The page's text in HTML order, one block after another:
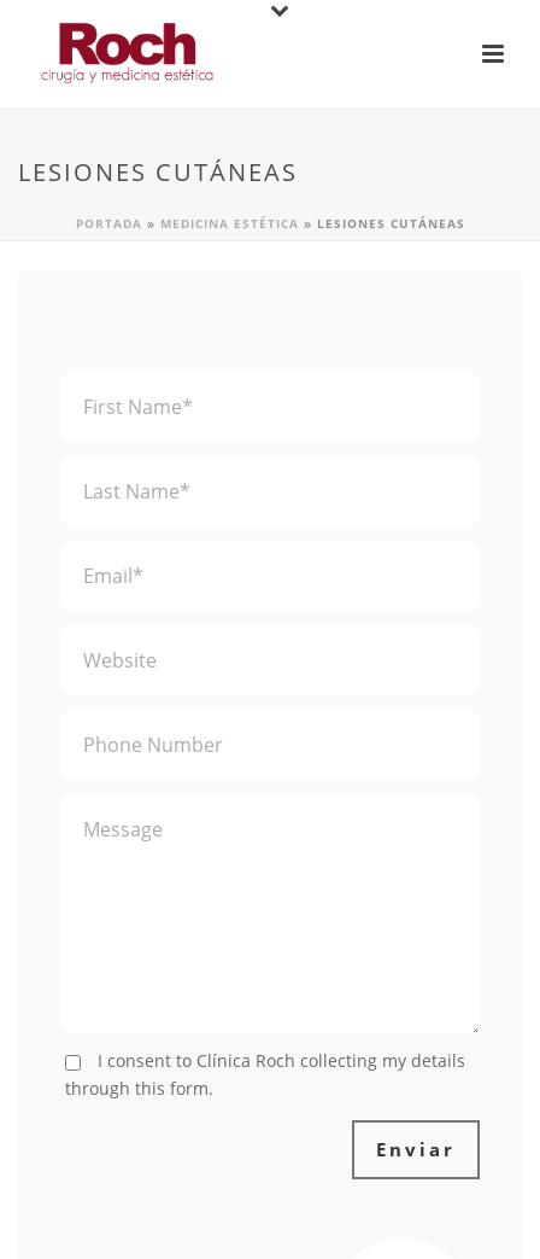
LESIONES CUTÁNEAS
PORTADA » MEDICINA ESTÉTICA » LESIONES CUTÁNEAS
I consent to Clínica Roch collecting my details
through this form.
Enviar